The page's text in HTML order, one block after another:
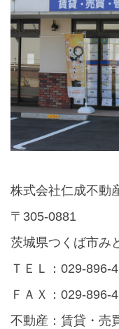
株式会社仁成不動
〒305-0881
茨城県つくば市み
ＴＥＬ：029-896-
ＦＡＸ：029-896-
不動産：賃貸・売